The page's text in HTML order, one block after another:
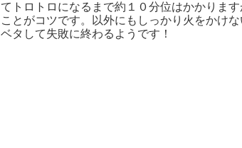
トロトロになるまで約１０分位はかかりま
とがコツです。以外にもしっかり火をかけ
タして失敗に終わるようです！